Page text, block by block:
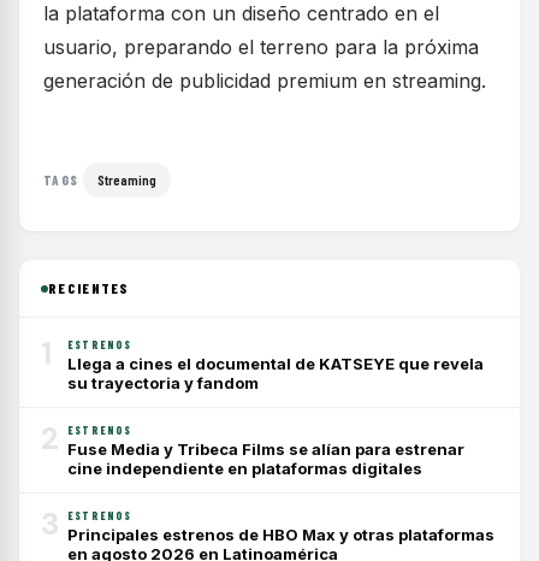
la plataforma con un diseño centrado en el
usuario, preparando el terreno para la próxima
generación de publicidad premium en streaming.
TAGS Streaming
RECIENTES
1 ESTRENOS
Llega a cines el documental de KATSEYE que revela
su trayectoria y fandom
2 ESTRENOS
Fuse Media y Tribeca Films se alían para estrenar
cine independiente en plataformas digitales
3 ESTRENOS
Principales estrenos de HBO Max y otras plataformas
en agosto 2026 en Latinoamérica